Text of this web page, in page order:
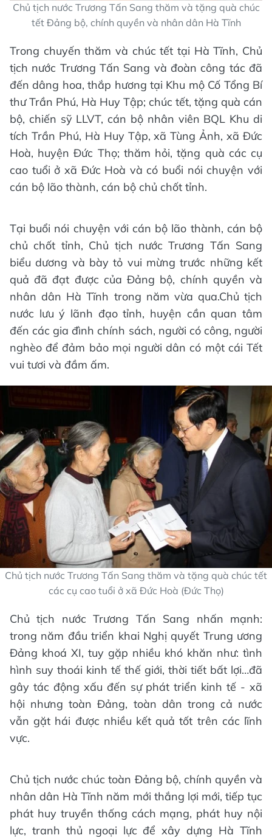
Chủ tịch nước Trương Tấn Sang thăm và tặng quà chúc
tết Đảng bộ, chính quyền và nhân dân Hà Tĩnh
Trong chuyến thăm và chúc tết tại Hà Tĩnh, Chủ
tịch nước Trương Tấn Sang và đoàn công tác đã
đến dâng hoa, thắp hương tại Khu mộ Cố Tổng Bí
thư Trần Phú, Hà Huy Tập; chúc tết, tặng quà cán
bộ, chiến sỹ LLVT, cán bộ nhân viên BQL Khu di
tích Trần Phú, Hà Huy Tập, xã Tùng Ảnh, xã Đức
Hoà, huyện Đức Thọ; thăm hỏi, tặng quà các cụ
cao tuổi ở xã Đức Hoà và có buổi nói chuyện với
cán bộ lão thành, cán bộ chủ chốt tỉnh.
Tại buổi nói chuyện với cán bộ lão thành, cán bộ
chủ chốt tỉnh, Chủ tịch nước Trương Tấn Sang
biểu dương và bày tỏ vui mừng trước những kết
quả đã đạt được của Đảng bộ, chính quyền và
nhân dân Hà Tĩnh trong năm vừa qua.Chủ tịch
nước lưu ý lãnh đạo tỉnh, huyện cần quan tâm
đến các gia đình chính sách, người có công, người
nghèo để đảm bảo mọi người dân có một cái Tết
vui tươi và đầm ấm.
Chủ tịch nước Trương Tấn Sang thăm và tặng quà chúc tết
các cụ cao tuổi ở xã Đức Hoà (Đức Thọ)
Chủ tịch nước Trương Tấn Sang nhấn mạnh:
trong năm đầu triển khai Nghị quyết Trung ương
Đảng khoá XI, tuy gặp nhiều khó khăn như: tình
hình suy thoái kinh tế thế giới, thời tiết bất lợi…đã
gây tác động xấu đến sự phát triển kinh tế - xã
hội nhưng toàn Đảng, toàn dân trong cả nước
vẫn gặt hái được nhiều kết quả tốt trên các lĩnh
vực.
Chủ tịch nước chúc toàn Đảng bộ, chính quyền và
nhân dân Hà Tĩnh năm mới thắng lợi mới, tiếp tục
phát huy truyền thống cách mạng, phát huy nội
lực, tranh thủ ngoại lực để xây dựng Hà Tĩnh